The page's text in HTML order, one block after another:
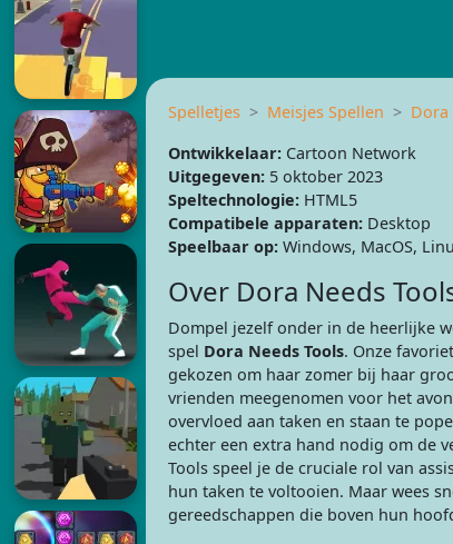
Spelletjes Meisjes Spellen
Dora
Ontwikkelaar:Cartoon Network
Uitgegeven:5 oktober 2023
Speltechnologie:HTML5
Compatibele apparaten:Desktop
Speelbaar op:Windows, MacOS,
Over Dora Needs
Dompel jezelf onder in de heerlijke
spel Dora Needs Tools. Onze
gekozen om haar zomer bij haar
vrienden meegenomen voor het
overvloed aan taken en staan te
echter een extra hand nodig om de
Tools speel je de cruciale rol van
hun taken te voltooien. Maar wees
gereedschappen die boven hun